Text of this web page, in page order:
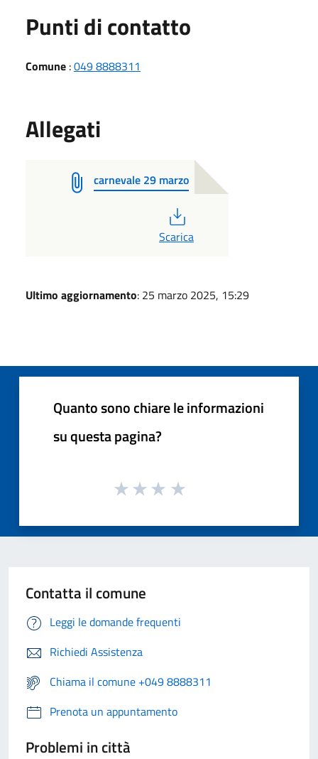
Punti di contatto
Comune :049 8888311
Allegati
carnevale 29 marzo
Scarica
Ultimo aggiornamento: 25 marzo 2025, 15:29
Quanto sono chiare le informazioni
su questa pagina?
Contatta il comune
Leggi le domande frequenti
Richiedi Assistenza
Chiama il comune +049 8888311
Prenota un appuntamento
Problemi in città